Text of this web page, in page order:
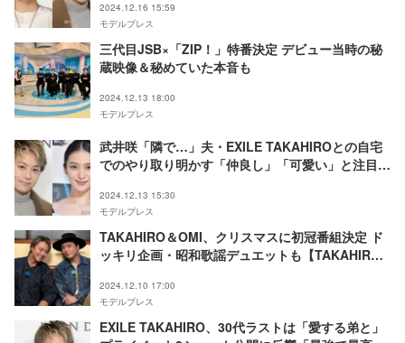
2024.12.16 15:59
モデルプレス
三代目JSB×「ZIP！」特番決定 デビュー当時の秘
蔵映像＆秘めていた本音も
2024.12.13 18:00
モデルプレス
武井咲「隣で…」夫・EXILE TAKAHIROとの自宅
でのやり取り明かす「仲良し」「可愛い」と注目集
2024.12.13 15:30
モデルプレス
TAKAHIRO＆OMI、クリスマスに初冠番組決定 ド
ッキリ企画・昭和歌謡デュエットも【TAKAHIRO
2024.12.10 17:00
モデルプレス
EXILE TAKAHIRO、30代ラストは「愛する弟と」